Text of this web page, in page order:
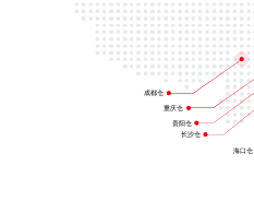
长沙仓
海口仓
贵阳仓
重庆仓
成都仓